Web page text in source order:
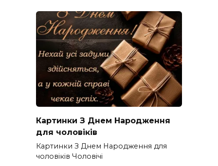
Картинки З Днем Народження
для чоловіків​
Картинки З Днем Народження для
чоловіків​ Чоловічі